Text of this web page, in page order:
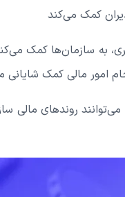
کمک می‌کند
به سازمان‌ها کمک
امور مالی کمک شایانی
می‌توانند روندهای مالی